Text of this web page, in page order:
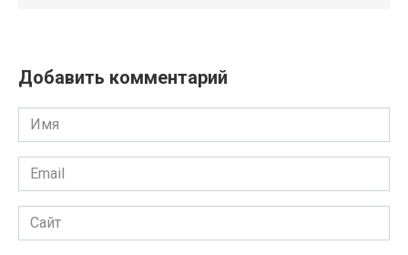
Добавить комментарий
Имя
Email
Сайт